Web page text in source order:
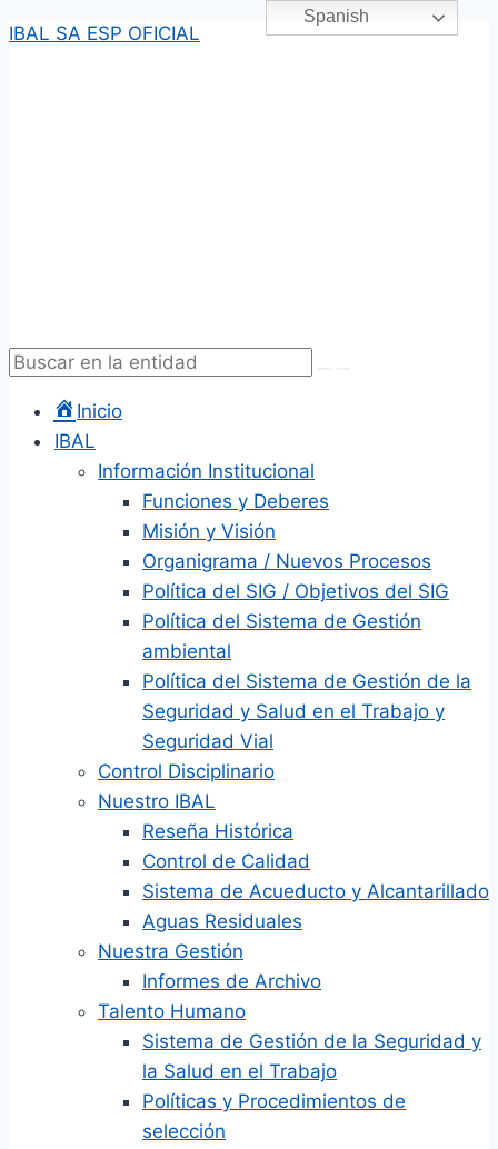
Saltar
IBAL SA ESP OFICIAL
Inicio
IBAL
Información Institucional
Funciones y Deberes
Misión y Visión
Organigrama / Nuevos Procesos
Política del SIG / Objetivos del SIG
Política del Sistema de Gestión
ambiental
Política del Sistema de Gestión de la
Seguridad y Salud en el Trabajo y
Seguridad Vial
Control Disciplinario
Nuestro IBAL
Reseña Histórica
Control de Calidad
Sistema de Acueducto y Alcantarillado
Aguas Residuales
Nuestra Gestión
Informes de Archivo
Talento Humano
Sistema de Gestión de la Seguridad y
la Salud en el Trabajo
Políticas y Procedimientos de
selección
Spanish